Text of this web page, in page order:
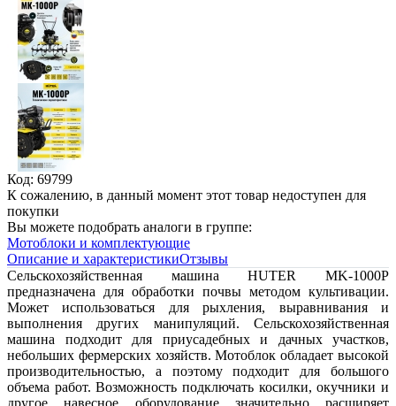
Код: 69799
К сожалению, в данный момент этот товар недоступен для
покупки
Вы можете подобрать аналоги в группе:
Мотоблоки и комплектующие
Описание и характеристикиОтзывы
Сельскохозяйственная машина HUTER MK-1000Р
предназначена для обработки почвы методом культивации.
Может использоваться для рыхления, выравнивания и
выполнения других манипуляций. Сельскохозяйственная
машина подходит для приусадебных и дачных участков,
небольших фермерских хозяйств. Мотоблок обладает высокой
производительностью, а поэтому подходит для большого
объема работ. Возможность подключать косилки, окучники и